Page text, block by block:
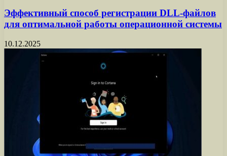
Эффективный способ регистрации DLL-файлов
для оптимальной работы операционной системы
10.12.2025